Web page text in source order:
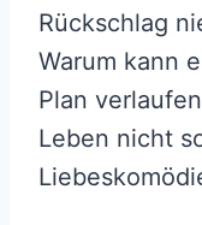
Rückschlag
Warum kann
Plan
Leben nicht